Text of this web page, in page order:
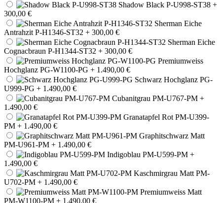
Shadow Black P-U998-ST38 +
300,00 €
Sherman Eiche
Antrahzit P-H1346-ST32 + 300,00 €
Sherman Eiche
Cognacbraun P-H1344-ST32 + 300,00 €
Premiumweiss
Hochglanz PG-W1100-PG + 1.490,00 €
Schwarz Hochglanz PG-
U999-PG + 1.490,00 €
Cubanitgrau PM-U767-PM +
1.490,00 €
Granatapfel Rot PM-U399-
PM + 1.490,00 €
Graphitschwarz Matt
PM-U961-PM + 1.490,00 €
Indigoblau PM-U599-PM +
1.490,00 €
Kaschmirgrau Matt PM-
U702-PM + 1.490,00 €
Premiumweiss Matt
PM-W1100-PM + 1.490,00 €